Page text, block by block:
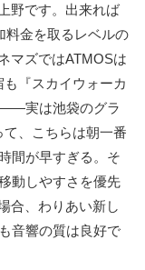
野です。出来れば
料金を取るレベルの
マズではATMOSは
『スカイウォーカ
――実は池袋のグラ
、こちらは朝一番
間が早すぎる。そ
動しやすさを優先
合、わりあい新し
音響の質は良好で